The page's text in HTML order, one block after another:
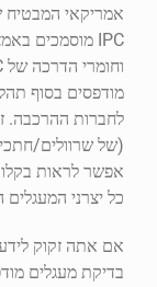
אמריקאי המבטיח
מודפסים בסוף
לחברות ההרכבה.
(של שרוולים/
אפשר לראות
כל יצרני
אם אתה זקוק
בדיקת מעגלים